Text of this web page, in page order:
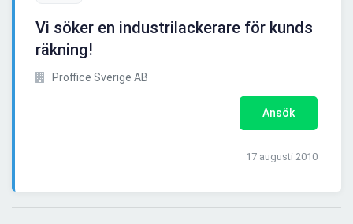
Vi söker en industrilackerare för kunds
räkning!
Proffice Sverige AB
Ansök
17 augusti 2010